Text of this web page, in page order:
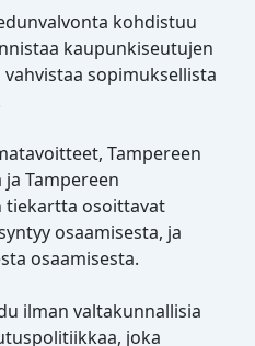
kohdistuu
kaupunkiseutujen
sopimuksellista
Tampereen
Tampereen
tiekartta osoittavat
osaamisesta, ja
osaamisesta.
ilman valtakunnallisia
joka